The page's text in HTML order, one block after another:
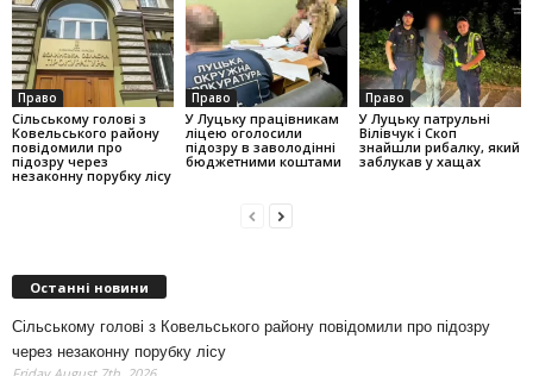
Право
Сільському голові з
Ковельського району
повідомили про
підозру через
незаконну порубку лісу
Право
У Луцьку працівникам
ліцею оголосили
підозру в заволодінні
бюджетними коштами
Право
У Луцьку патрульні
Вілівчук і Скоп
знайшли рибалку, який
заблукав у хащах
Останні новини
Сільському голові з Ковельського району повідомили про підозру
через незаконну порубку лісу